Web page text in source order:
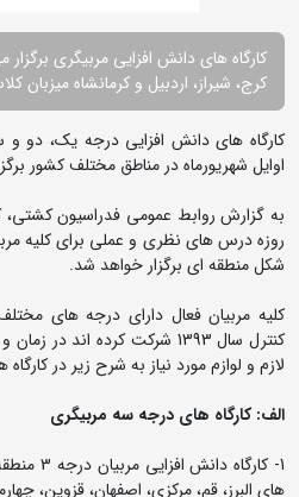
کارگاه های دانش افزایی مربیگری
کرج، شیراز، اردبیل و کرمانشاه میزبان
کارگاه های دانش افزایی درجه یک، دو و
اوایل شهریورماه در مناطق مختلف کشور
روزه درس های نظری و عملی برای کلیه
شکل منطقه ای برگزار خواهد شد.
کلیه مربیان فعال دارای درجه های
کنترل سال 1393 شرکت کرده اند
لازم و لوازم مورد نیاز به شرح زیر در
الف: کارگاه های درجه سه مربیگری
های البرز، قم، مرکزی، اصفهان، قزوین،